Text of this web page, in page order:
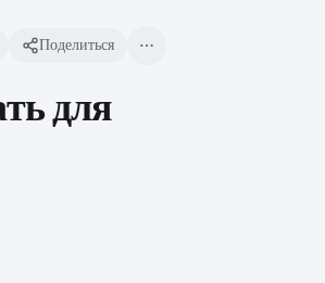
Поделиться
для